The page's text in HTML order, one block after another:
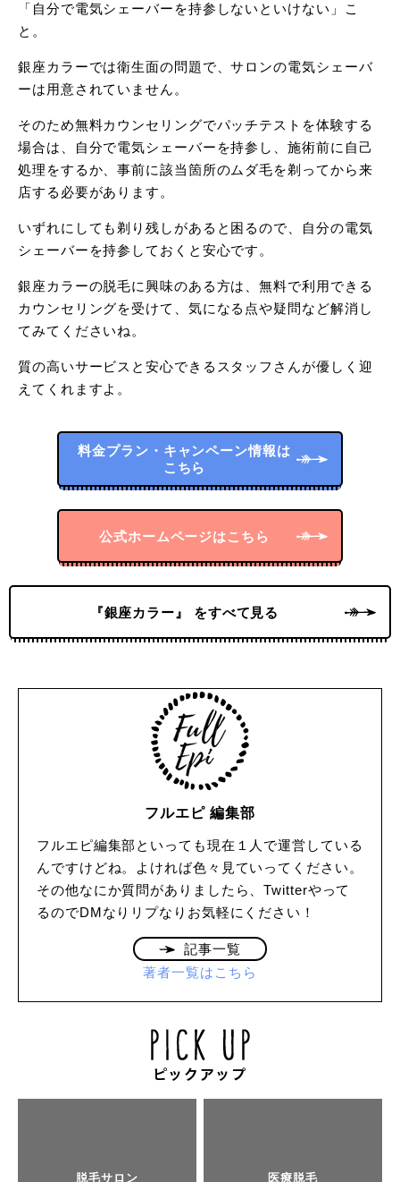
「自分で電気シェーバーを持参しないといけない」こ
と。
銀座カラーでは衛生面の問題で、サロンの電気シェーバ
ーは用意されていません。
そのため無料カウンセリングでパッチテストを体験する
場合は、自分で電気シェーバーを持参し、施術前に自己
処理をするか、事前に該当箇所のムダ毛を剃ってから来
店する必要があります。
いずれにしても剃り残しがあると困るので、自分の電気
シェーバーを持参しておくと安心です。
銀座カラーの脱毛に興味のある方は、無料で利用できる
カウンセリングを受けて、気になる点や疑問など解消し
てみてくださいね。
質の高いサービスと安心できるスタッフさんが優しく迎
えてくれますよ。
料金プラン・キャンペーン情報は
こちら
公式ホームページはこちら
『銀座カラー』 をすべて見る
フルエピ 編集部
フルエピ編集部といっても現在１人で運営している
んですけどね。よければ色々見ていってください。
その他なにか質問がありましたら、Twitterやって
るのでDMなりリプなりお気軽にください！
記事一覧
著者一覧はこちら
脱毛サロン 医療脱毛